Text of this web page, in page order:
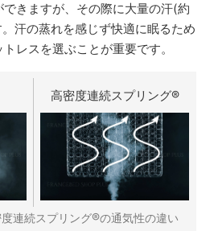
きますが、その際に大量の汗(約
汗の蒸れを感じず快適に眠るため
レスを選ぶことが重要です。
高密度連続スプリング®
連続スプリング®の通気性の違い